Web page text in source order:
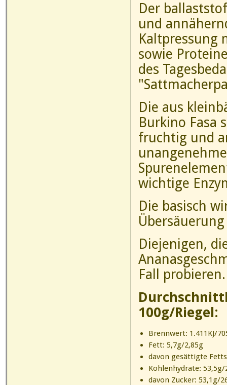
Der
und
Kaltpressung
sowie
des
Die aus
Burkino Fasa
fruchtig und
wichtige
Die basisch
Diejenigen,
Fall probieren.
100g/Riegel:
Brennwert: 1.411KJ/
Fett: 5,7g/2,85g
davon gesättigte
Kohlenhydrate: 53,5g/
davon Zucker: 53,1g/